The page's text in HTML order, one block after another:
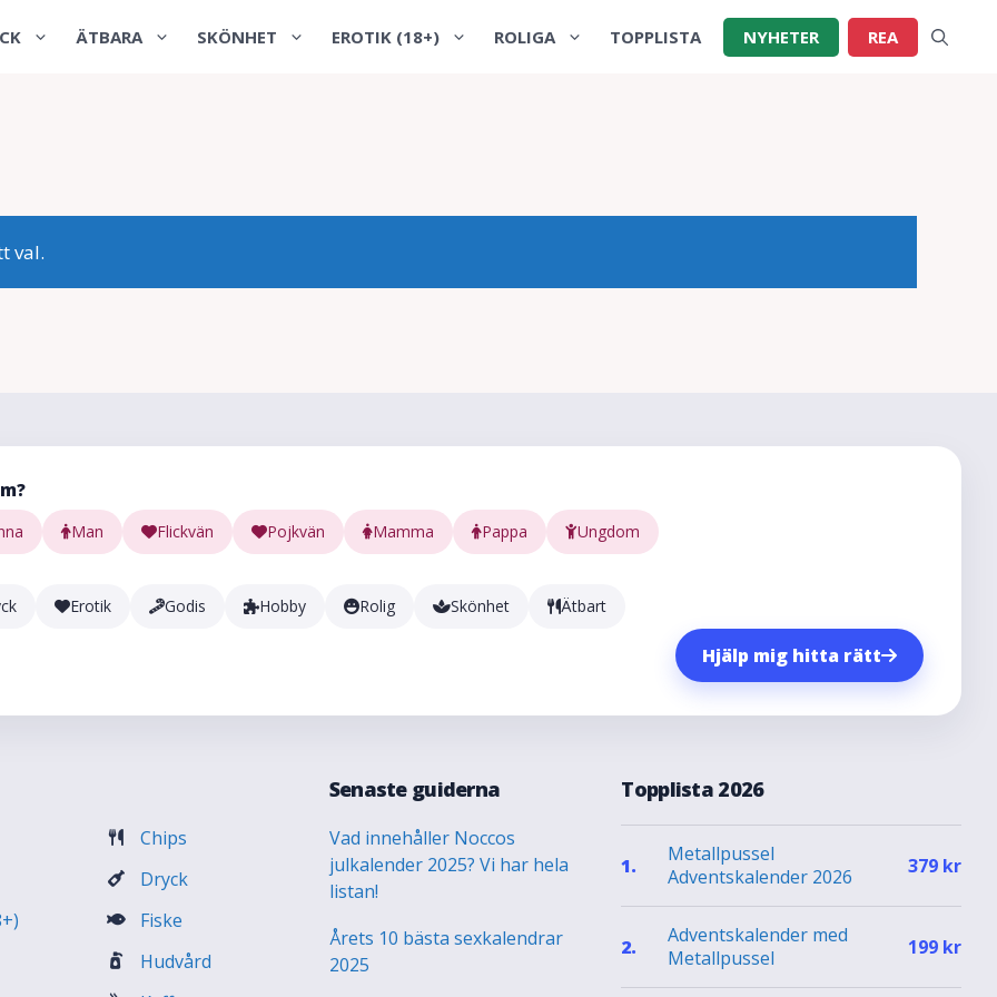
ÄTBARA SKÖNHET EROTIK (18+) ROLIGA TOPPLISTA NYHETER REA
val.
Man Flickvän Pojkvän Mamma Pappa Ungdom
Erotik Godis Hobby Rolig Skönhet Ätbart
Hjälp mig hitta rätt
Chips
Dryck
Fiske
Hudvård
Senaste guiderna
Vad innehåller Noccos
julkalender 2025? Vi har hela
listan!
Årets 10 bästa sexkalendrar
2025
Topplista 2026
1.
Metallpussel
Adventskalender 2026
379 kr
2.
Adventskalender med
Metallpussel
199 kr